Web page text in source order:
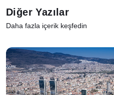
Diğer Yazılar
Daha fazla içerik keşfedin